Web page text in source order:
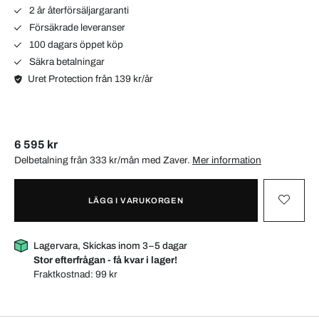
2 år återförsäljargaranti
Försäkrade leveranser
100 dagars öppet köp
Säkra betalningar
Uret Protection från 139 kr/år
6 595 kr
Delbetalning från 333 kr/mån med Zaver. Mer information
LÄGG I VARUKORGEN
Lagervara, Skickas inom 3–5 dagar
Stor efterfrågan - få kvar i lager!
Fraktkostnad:99 kr